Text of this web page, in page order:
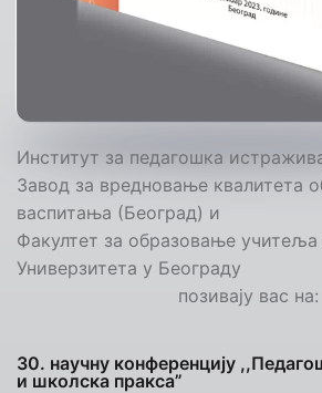
Институт за педагошка
Завод за вредновање квалитета
васпитања (Београд) и
Факултет за образовање учитеља
Универзитета у Београду
позивају вас на:
30. научну конференцију
и школска пракса”